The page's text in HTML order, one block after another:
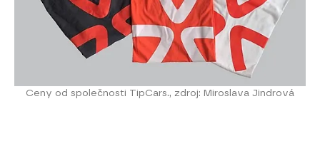
Ceny od společnosti TipCars., zdroj: Miroslava Jindrová